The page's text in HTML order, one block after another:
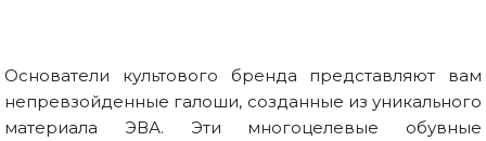
Основатели культового бренда представляют вам
непревзойденные галоши, созданные из уникального
материала ЭВА. Эти многоцелевые обувные